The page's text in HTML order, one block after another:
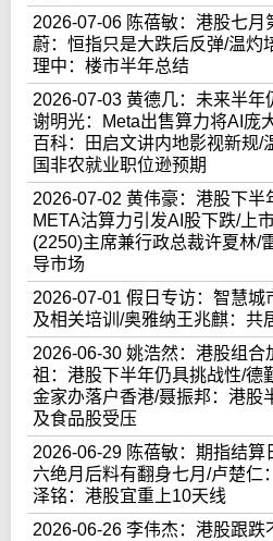
2026-07-06 陈蓓敏：港股七月
蔚：恒指只是大跌后反弹/温灼
理中：楼市半年总结
2026-07-03 黄德几：未来半年
谢明光：Meta出售算力将AI庞
百科：田启文讲内地影视新规/
国非农就业职位逊预期
2026-07-02 黄伟豪：港股下半
META沽算力引发AI股下跌/上
(2250)主席兼行政总裁许夏林/
导市场
2026-07-01 假日专访：智慧城
及相关培训/奥雅纳王兆麒：共
2026-06-30 姚浩然：港股组合
祖：港股下半年仍具挑战性/德
金家办落户香港/聂振邦：港股
及食品股受压
2026-06-29 陈蓓敏：期指结算
六绝月后料有翻身七月/卢楚仁
泽铭：港股宜重上10天线
2026-06-26 李伟杰：港股跟跌